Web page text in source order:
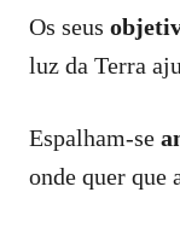
Os seus
luz da Terra
Espalham-se
onde quer que